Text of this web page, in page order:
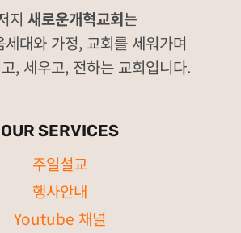
지 새로운개혁교회는
세대와 가정, 교회를 세워가며
, 세우고, 전하는 교회입니다.
OUR SERVICES
주일설교
행사안내
Youtube 채널